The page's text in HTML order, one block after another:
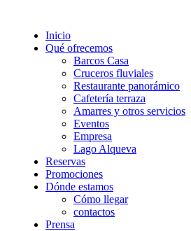
Inicio
Qué ofrecemos
Barcos Casa
Cruceros fluviales
Restaurante panorámico
Cafetería terraza
Amarres y otros servicios
Eventos
Empresa
Lago Alqueva
Reservas
Promociones
Dónde estamos
Cómo llegar
contactos
Prensa